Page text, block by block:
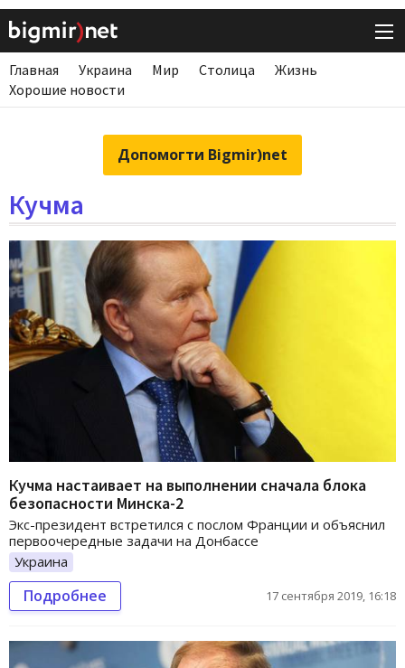
Главная Украина Мир Столица
Жизнь
Хорошие новости
Допомогти Bigmir)net
Кучма
Кучма настаивает на выполнении сначала блока
безопасности Минска-2
Экс-президент встретился с послом Франции и объяснил
первоочередные задачи на Донбассе
Украина
Подробнее 17 сентября 2019, 16:18